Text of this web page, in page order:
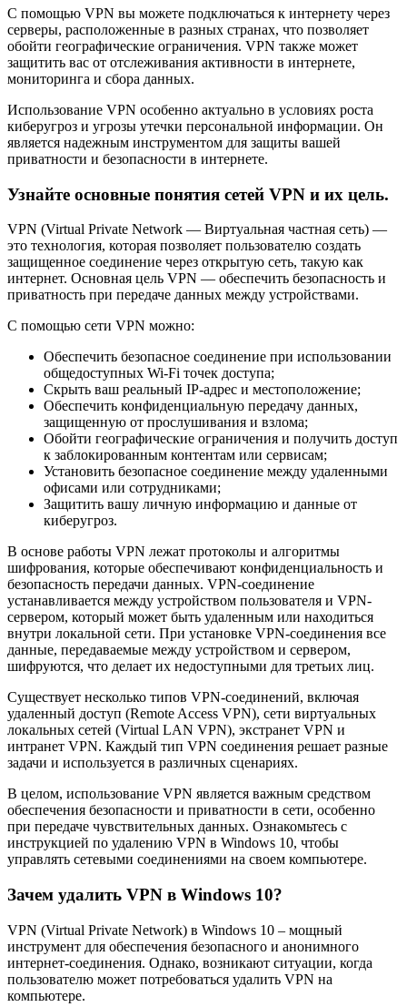
С помощью VPN вы можете подключаться к интернету через
серверы, расположенные в разных странах, что позволяет
обойти географические ограничения. VPN также может
защитить вас от отслеживания активности в интернете,
мониторинга и сбора данных.
Использование VPN особенно актуально в условиях роста
киберугроз и угрозы утечки персональной информации. Он
является надежным инструментом для защиты вашей
приватности и безопасности в интернете.
Узнайте основные понятия сетей VPN и их цель.
VPN (Virtual Private Network — Виртуальная частная сеть) —
это технология, которая позволяет пользователю создать
защищенное соединение через открытую сеть, такую как
интернет. Основная цель VPN — обеспечить безопасность и
приватность при передаче данных между устройствами.
С помощью сети VPN можно:
Обеспечить безопасное соединение при использовании
общедоступных Wi-Fi точек доступа;
Скрыть ваш реальный IP-адрес и местоположение;
Обеспечить конфиденциальную передачу данных,
защищенную от прослушивания и взлома;
Обойти географические ограничения и получить доступ
к заблокированным контентам или сервисам;
Установить безопасное соединение между удаленными
офисами или сотрудниками;
Защитить вашу личную информацию и данные от
киберугроз.
В основе работы VPN лежат протоколы и алгоритмы
шифрования, которые обеспечивают конфиденциальность и
безопасность передачи данных. VPN-соединение
устанавливается между устройством пользователя и VPN-
сервером, который может быть удаленным или находиться
внутри локальной сети. При установке VPN-соединения все
данные, передаваемые между устройством и сервером,
шифруются, что делает их недоступными для третьих лиц.
Существует несколько типов VPN-соединений, включая
удаленный доступ (Remote Access VPN), сети виртуальных
локальных сетей (Virtual LAN VPN), экстранет VPN и
интранет VPN. Каждый тип VPN соединения решает разные
задачи и используется в различных сценариях.
В целом, использование VPN является важным средством
обеспечения безопасности и приватности в сети, особенно
при передаче чувствительных данных. Ознакомьтесь с
инструкцией по удалению VPN в Windows 10, чтобы
управлять сетевыми соединениями на своем компьютере.
Зачем удалить VPN в Windows 10?
VPN (Virtual Private Network) в Windows 10 – мощный
инструмент для обеспечения безопасного и анонимного
интернет-соединения. Однако, возникают ситуации, когда
пользователю может потребоваться удалить VPN на
компьютере.